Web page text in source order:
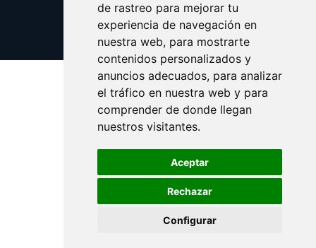
de rastreo para mejorar tu
experiencia de navegación en
nuestra web, para mostrarte
contenidos personalizados y
anuncios adecuados, para analizar
el tráfico en nuestra web y para
comprender de donde llegan
nuestros visitantes.
Aceptar
Rechazar
Configurar
Update cookies preferences
Copyright © 2025 cuarentena.es